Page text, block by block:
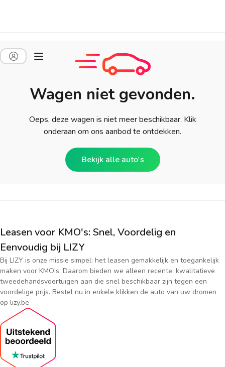
Wagen niet gevonden.
Oeps, deze wagen is niet meer beschikbaar. Klik
onderaan om ons aanbod te ontdekken.
Bekijk alle auto's
Leasen voor KMO's: Snel, Voordelig en
Eenvoudig bij LIZY
Bij LIZY is onze missie simpel: het leasen gemakkelijk en toegankelijk
maken voor KMO's. Daarom bieden we alleen recente, kwalitatieve
tweedehandsvoertuigen aan die snel beschikbaar zijn tegen een
voordelige prijs. Bestel nu in enkele klikken de auto van uw dromen
op lizy.be